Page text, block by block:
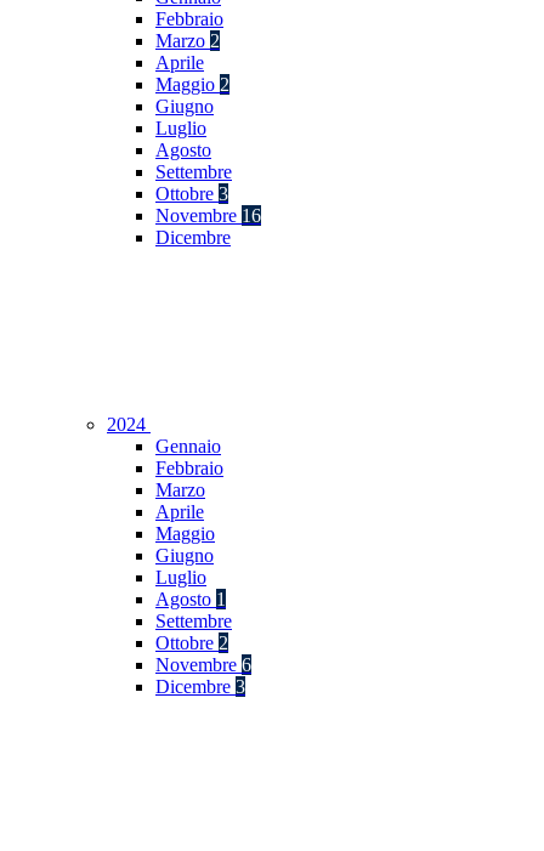
Febbraio
Marzo 2
Aprile
Maggio 2
Giugno
Luglio
Agosto
Settembre
Ottobre 3
Novembre 16
Dicembre
2024
Gennaio
Febbraio
Marzo
Aprile
Maggio
Giugno
Luglio
Agosto 1
Settembre
Ottobre 2
Novembre 6
Dicembre 3